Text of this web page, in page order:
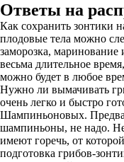
Ответы на
Как сохранить зонтики
плодовые тела можно
заморозка, маринование
весьма длительное
можно будет в любое
Нужно ли вымачивать
очень легко и быстро
Шампиньоновых.
шампиньоны, не надо.
имеют горечь, от
подготовка грибов-